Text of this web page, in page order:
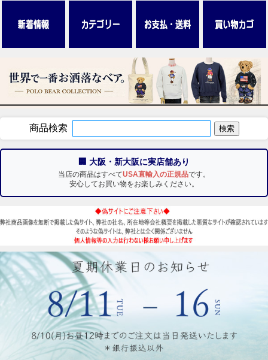
商品検索
🏢 大阪・新大阪に実店舗あり
当店の商品はすべてUSA直輸入の正規品です。
安心してお買い物をお楽しみください。